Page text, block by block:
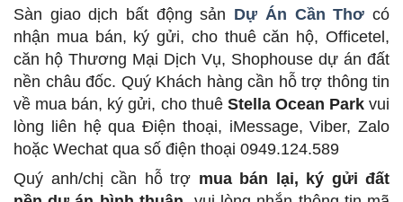
Sàn giao dịch bất động sản Dự Án Cần Thơ có
nhận mua bán, ký gửi, cho thuê căn hộ, Officetel,
căn hộ Thương Mại Dịch Vụ, Shophouse dự án đất
nền châu đốc. Quý Khách hàng cần hỗ trợ thông tin
về mua bán, ký gửi, cho thuê Stella Ocean Parkvui
lòng liên hệ qua Điện thoại, iMessage, Viber, Zalo
hoặc Wechat qua số điện thoại 0949.124.589
Quý anh/chị cần hỗ trợ mua bán lại, ký gửi đất